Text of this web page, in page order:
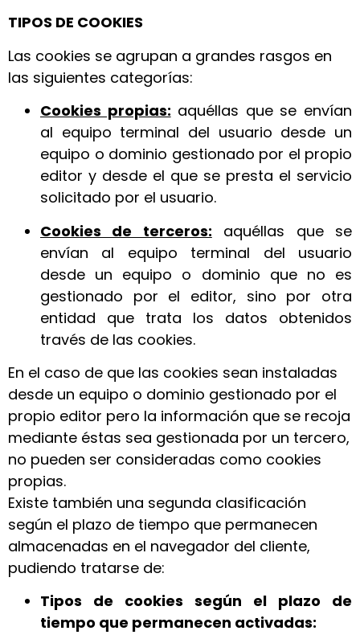
TIPOS DE COOKIES
Las cookies se agrupan a grandes rasgos en
las siguientes categorías:
Cookies propias: aquéllas que se envían
al equipo terminal del usuario desde un
equipo o dominio gestionado por el propio
editor y desde el que se presta el servicio
solicitado por el usuario.
Cookies de terceros: aquéllas que se
envían al equipo terminal del usuario
desde un equipo o dominio que no es
gestionado por el editor, sino por otra
entidad que trata los datos obtenidos
través de las cookies.
En el caso de que las cookies sean instaladas
desde un equipo o dominio gestionado por el
propio editor pero la información que se recoja
mediante éstas sea gestionada por un tercero,
no pueden ser consideradas como cookies
propias.
Existe también una segunda clasificación
según el plazo de tiempo que permanecen
almacenadas en el navegador del cliente,
pudiendo tratarse de:
Tipos de cookies según el plazo de
tiempo que permanecen activadas: